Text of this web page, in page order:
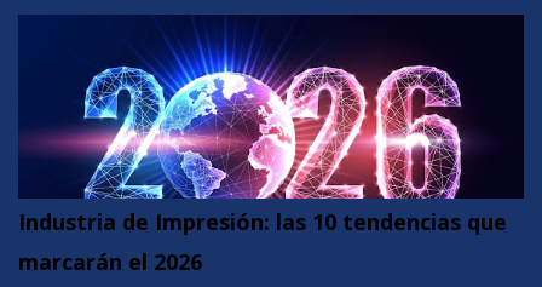
Industria de Impresión: las 10 tendencias que
marcarán el 2026